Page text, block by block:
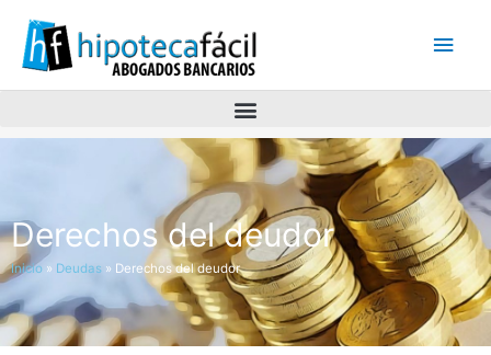
Derechos del deudor
Inicio » Deudas » Derechos del deudor